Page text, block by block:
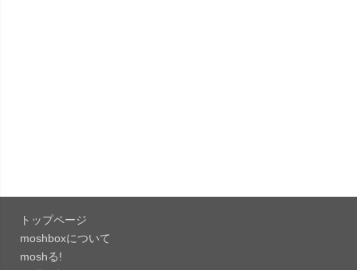
「Google 翻訳 10.31.311」iOS向け最新版をリリ
ース。
トップページ
moshboxについて
moshる!